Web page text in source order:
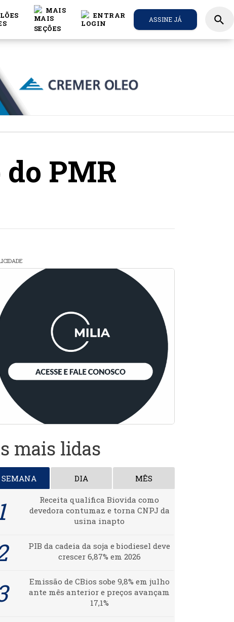
MAIS
ENTRAR ASSINE JÁ search
PMR
mais lidas
SEMANA DIA MÊS
Receita qualifica Biovida como
devedora contumaz e torna CNPJ da
usina inapto
PIB da cadeia da soja e biodiesel deve
crescer 6,87% em 2026
Emissão de CBios sobe 9,8% em julho
ante mês anterior e preços avançam
17,1%